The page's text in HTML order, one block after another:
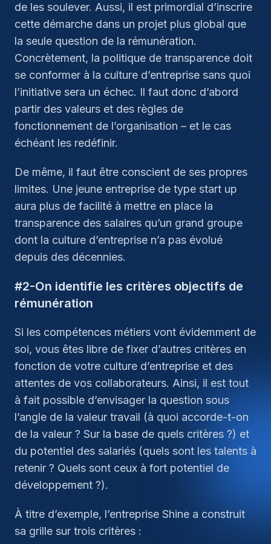
de les soulever. Aussi, il est primordial d’inscrire
cette démarche dans un projet plus global que
la seule question de la rémunération.
Concrètement, la politique de transparence doit
se conformer à la culture d’entreprise sans quoi
l’initiative sera un échec. Il faut donc d’abord
partir des valeurs et des règles de
fonctionnement de l’organisation – et le cas
échéant les redéfinir.
De même, il faut être conscient de ses propres
limites. Une jeune entreprise de type start up
aura plus de facilité à mettre en place la
transparence des salaires qu’un grand groupe
dont la culture d’entreprise n’a pas évolué
depuis des décennies.
#2-On identifie les critères objectifs de
rémunération
Si les compétences métiers vont évidemment de
soi, vous êtes libre de fixer d’autres critères en
fonction de votre culture d’entreprise et des
attentes de vos collaborateurs. Ainsi, il est tout
à fait possible d’envisager la question sous
l’angle de la valeur travail (à quoi accorde-t-on
de la valeur ? Sur la base de quels critères ?) et
du potentiel des salariés (quels sont les talents à
retenir ? Quels sont ceux à fort potentiel de
développement ?).
À titre d’exemple, l’entreprise Shine a construit
sa grille sur trois critères :